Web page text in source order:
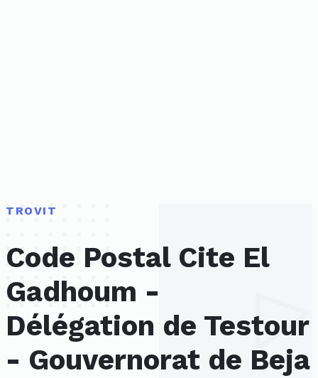
TROVIT
Code Postal Cite El
Gadhoum -
Délégation de Testour
- Gouvernorat de Beja